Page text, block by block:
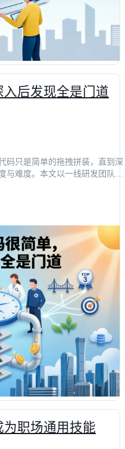
后发现全是门道
码只是简单的拖拽拼装，直到深
与难度。本文以一线研发团队的
到生产落地的全链路痛点。通过
队避开“浅层易用、深层难用”
跃升。
职场通用技能